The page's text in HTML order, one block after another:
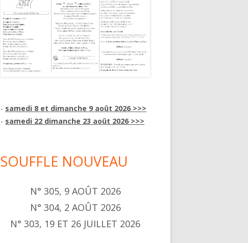
- samedi 8 et dimanche 9 août 2026 >>>
- samedi 22 dimanche 23 août 2026 >>>
SOUFFLE NOUVEAU
N° 305, 9 AOÛT 2026
N° 304, 2 AOÛT 2026
N° 303, 19 ET 26 JUILLET 2026